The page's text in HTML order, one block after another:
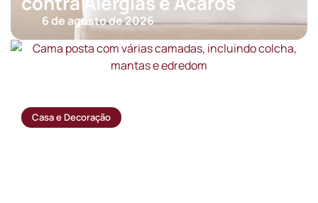
6 de agosto de 2026
Casa e Decoração